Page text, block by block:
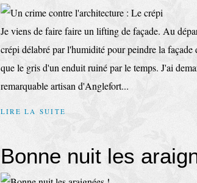
Je viens de faire faire un lifting de façade. Au
crépi délabré par l'humidité pour peindre la façade
que le gris d'un enduit ruiné par le temps. J'ai
remarquable artisan d'Anglefort...
LIRE LA SUITE
Bonne nuit les